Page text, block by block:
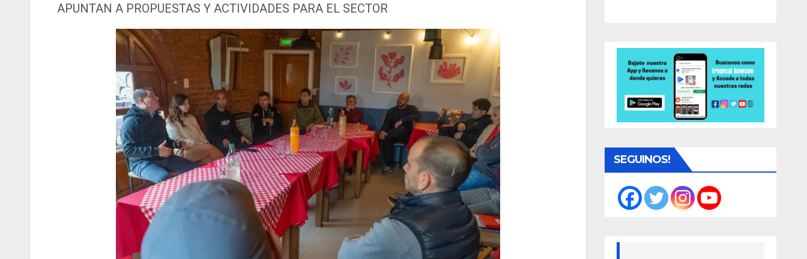
APUNTAN A PROPUESTAS Y ACTIVIDADES PARA EL SECTOR
SEGUINOS!